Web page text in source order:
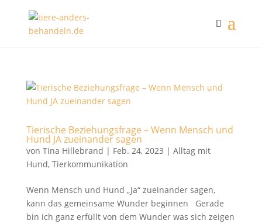
Tierische Beziehungsfrage – Wenn Mensch und
Hund JA zueinander sagen
von Tina Hillebrand | Feb. 24, 2023 | Alltag mit
Hund, Tierkommunikation
Wenn Mensch und Hund „Ja“ zueinander sagen,
kann das gemeinsame Wunder beginnen Gerade
bin ich ganz erfüllt von dem Wunder was sich zeigen